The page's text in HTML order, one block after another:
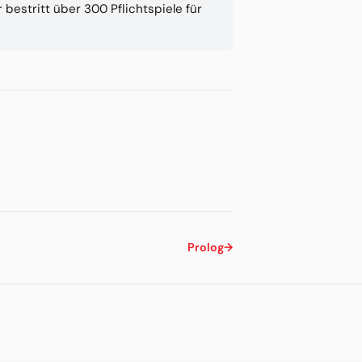
bestritt über 300 Pflichtspiele für
Prolog→